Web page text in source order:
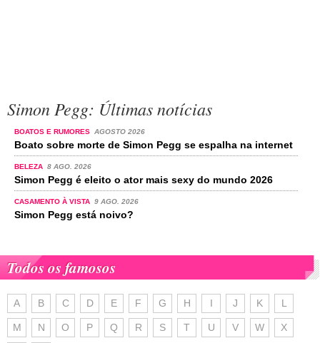
Simon Pegg: Últimas notícias
BOATOS E RUMORES AGOSTO 2026
Boato sobre morte de Simon Pegg se espalha na internet
BELEZA 8 AGO. 2026
Simon Pegg é eleito o ator mais sexy do mundo 2026
CASAMENTO À VISTA 9 AGO. 2026
Simon Pegg está noivo?
Todos os famosos
A B C D E F G H I J K L
M N O P Q R S T U V W X